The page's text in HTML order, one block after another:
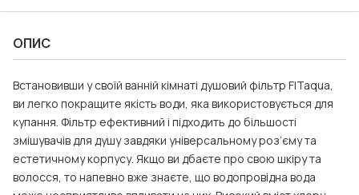
ОПИС
Встановивши у своїй ванній кімнаті душовий фільтр FITaqua,
ви легко покращите якість води, яка використовується для
купання. Фільтр ефективний і підходить до більшості
змішувачів для душу завдяки універсальному роз’єму та
естетичному корпусу. Якщо ви дбаєте про свою шкіру та
волосся, то напевно вже знаєте, що водопровідна вода